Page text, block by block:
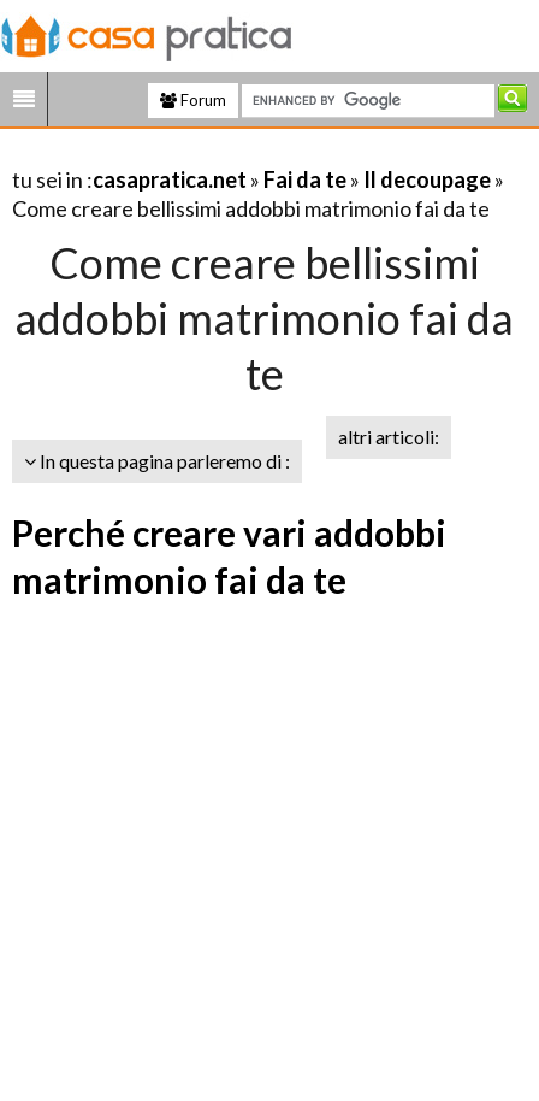
Forum
tu sei in :casapratica.net » Fai da te» Il decoupage»
Come creare bellissimi addobbi matrimonio fai da te
Come creare bellissimi
addobbi matrimonio fai da
te
In questa pagina parleremo di :
altri articoli:
Perché creare vari addobbi
matrimonio fai da te